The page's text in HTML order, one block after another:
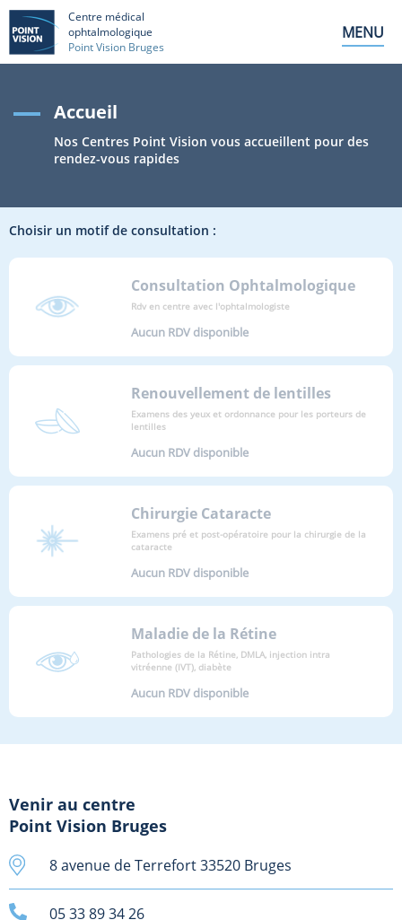
Centre médical
ophtalmologique
Point Vision Bruges
MENU
Accueil
Nos Centres Point Vision vous accueillent pour des
rendez-vous rapides
Choisir un motif de consultation :
Consultation Ophtalmologique
Rdv en centre avec l'ophtalmologiste
Aucun RDV disponible
Renouvellement de lentilles
Examens des yeux et ordonnance pour les porteurs de
lentilles
Aucun RDV disponible
Chirurgie Cataracte
Examens pré et post-opératoire pour la chirurgie de la
cataracte
Aucun RDV disponible
Maladie de la Rétine
Pathologies de la Rétine, DMLA, injection intra
vitréenne (IVT), diabète
Aucun RDV disponible
Venir au centre
Point Vision Bruges
8 avenue de Terrefort 33520 Bruges
05 33 89 34 26